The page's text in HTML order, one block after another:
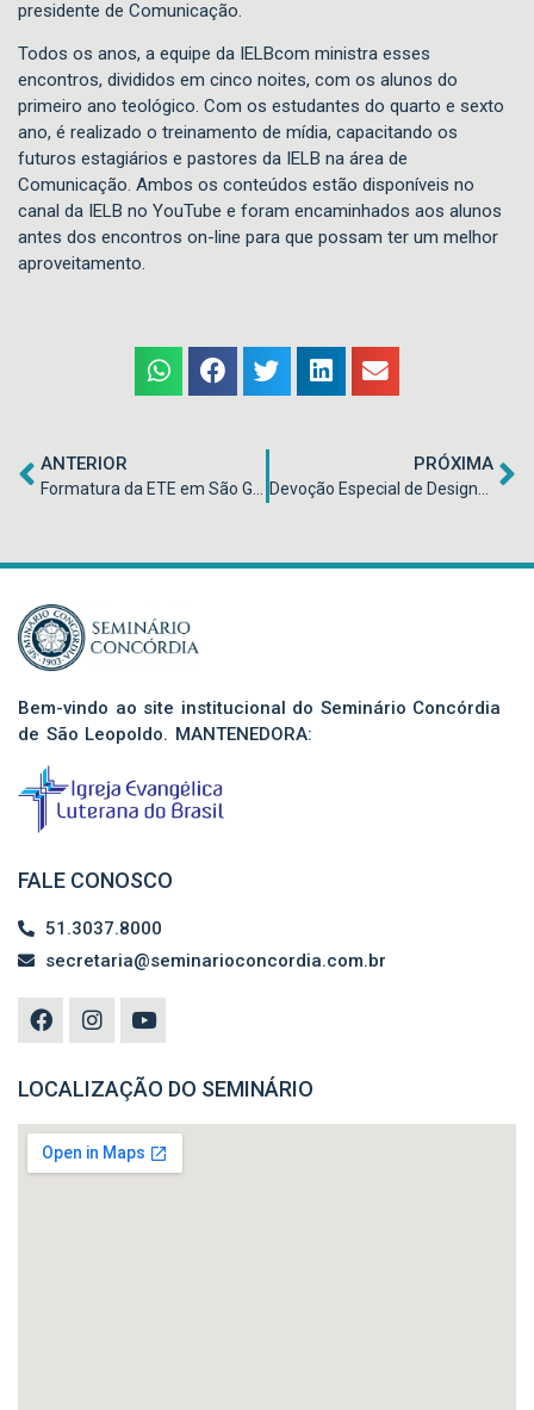
presidente de Comunicação.
Todos os anos, a equipe da IELBcom ministra esses
encontros, divididos em cinco noites, com os alunos do
primeiro ano teológico. Com os estudantes do quarto e sexto
ano, é realizado o treinamento de mídia, capacitando os
futuros estagiários e pastores da IELB na área de
Comunicação. Ambos os conteúdos estão disponíveis no
canal da IELB no YouTube e foram encaminhados aos alunos
antes dos encontros on-line para que possam ter um melhor
aproveitamento.
ANTERIOR PRÓXIMA
Bem-vindo ao site institucional do Seminário Concórdia
de São Leopoldo. MANTENEDORA:
FALE CONOSCO
51.3037.8000
secretaria@seminarioconcordia.com.br
LOCALIZAÇÃO DO SEMINÁRIO